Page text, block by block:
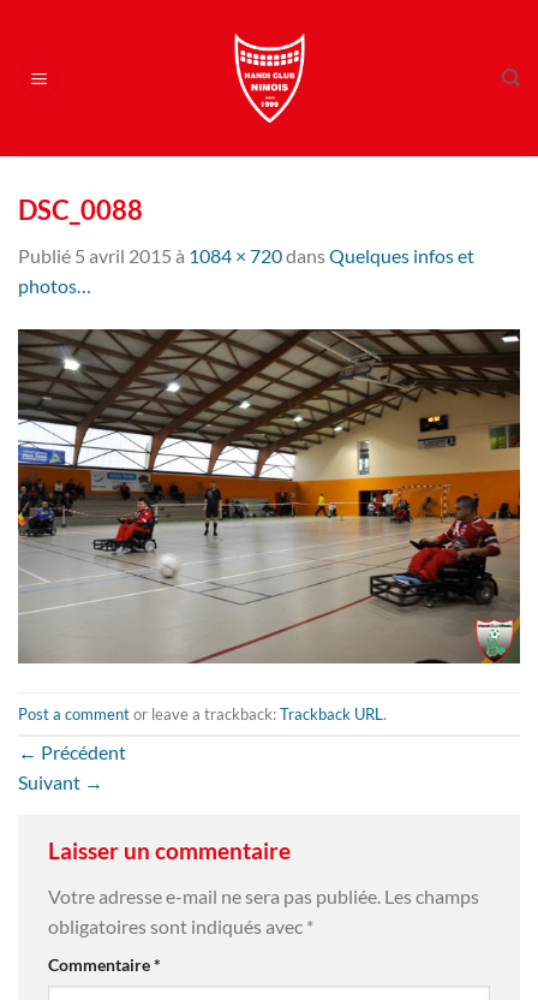
contenu
DSC_0088
Publié 5 avril 2015 à 1084 × 720dansQuelques infos et
photos…
Post a commentor leave a trackback:Trackback URL.
← Précédent
Suivant →
Laisser un commentaire
Votre adresse e-mail ne sera pas publiée. Les champs
obligatoires sont indiqués avec *
Commentaire*